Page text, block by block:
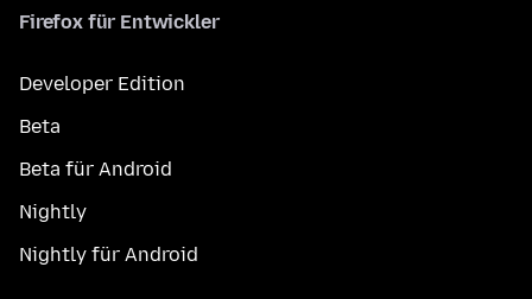
Firefox für Entwickler
Developer Edition
Beta
Beta für Android
Nightly
Nightly für Android